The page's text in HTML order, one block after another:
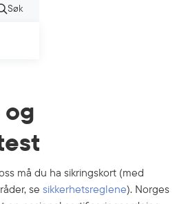
Søk
må du ha sikringskort (med
se sikkerhetsreglene). Norges